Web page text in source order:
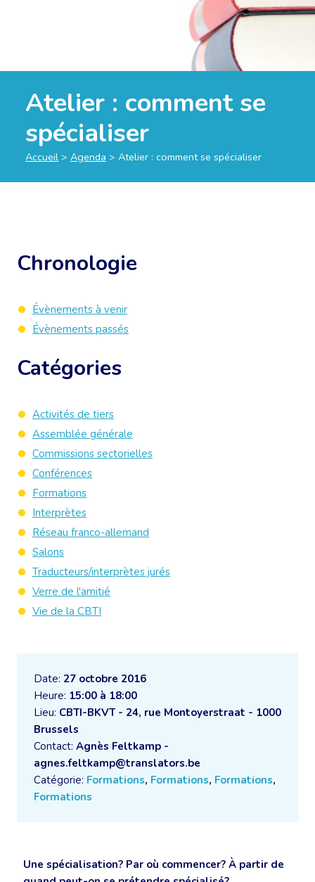
Atelier : comment se
spécialiser
Accueil > Agenda > Atelier : comment se spécialiser
Date: 27 octobre 2016
Heure: 15:00 à 18:00
Lieu: CBTI-BKVT - 24, rue Montoyerstraat - 1000
Brussels
Contact: Agnès Feltkamp -
agnes.feltkamp@translators.be
Catégorie: Formations, Formations, Formations,
Formations
Une spécialisation? Par où commencer? À partir de
Chronologie
Évènements à venir
Évènements passés
Catégories
Activités de tiers
Assemblée générale
Commissions sectorielles
Conférences
Formations
Interprètes
Réseau franco-allemand
Salons
Traducteurs/interprètes jurés
Verre de l'amitié
Vie de la CBTI